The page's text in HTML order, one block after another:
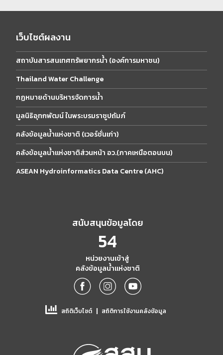
เว็บไซต์ผลงาน
สถาบันสารสนเทศทรัพยากรน้ำ (องค์การมหาชน)
Thailand Water Challenge
กฏหมายด้านบริหารจัดการน้ำ
มูลนิธิอุทกพัฒน์ ในพระบรมราชูปถัมภ์
คลังข้อมูลน้ำแห่งชาติ (เวอร์ชั่นเก่า)
คลังข้อมูลน้ำแห่งชาติส่วนหน้า อว.(ภาคเหนือตอนบน)
ASEAN Hydroinformatics Data Centre (AHC)
สนับสนุนข้อมูลโดย
54
หน่วยงานเข้าสู่
คลังข้อมูลน้ำแห่งชาติ
สถิติเว็บไซต์ | สถิติการใช้งานคลังข้อมูล